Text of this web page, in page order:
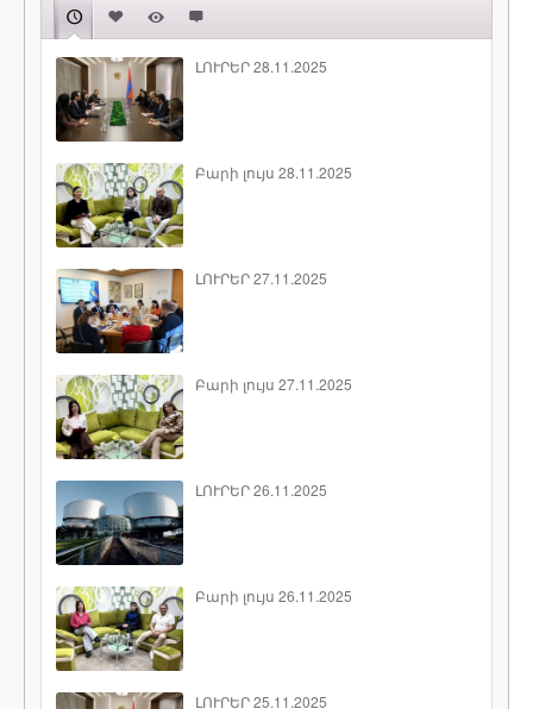
ԼՈՒՐԵՐ 28.11.2025
Բարի լույս 28.11.2025
ԼՈՒՐԵՐ 27.11.2025
Բարի լույս 27.11.2025
ԼՈՒՐԵՐ 26.11.2025
Բարի լույս 26.11.2025
ԼՈՒՐԵՐ 25.11.2025